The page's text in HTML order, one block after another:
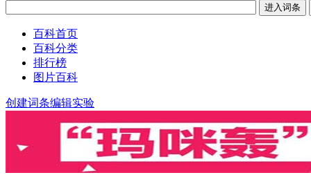
百科首页
百科分类
排行榜
图片百科
创建词条编辑实验